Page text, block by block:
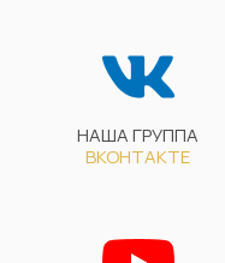
НАША ГРУППА
ВКОНТАКТЕ